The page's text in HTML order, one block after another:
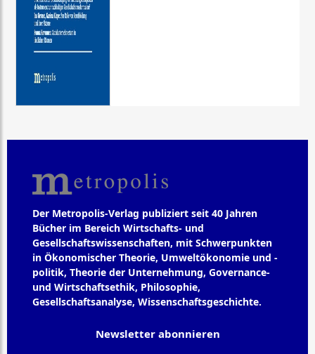
Der Metropolis-Verlag publiziert seit 40 Jahren
Bücher im Bereich Wirtschafts- und
Gesellschaftswissenschaften, mit Schwerpunkten
in Ökonomischer Theorie, Umweltökonomie und -
politik, Theorie der Unternehmung, Governance-
und Wirtschaftsethik, Philosophie,
Gesellschaftsanalyse, Wissenschaftsgeschichte.
Newsletter abonnieren